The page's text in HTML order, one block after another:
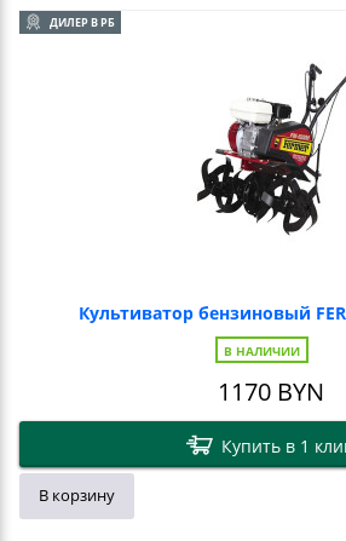
ДИЛЕР В РБ
Культиватор бензиновый
В НАЛИЧИИ
1170 BYN
Купить в 1
В корзину